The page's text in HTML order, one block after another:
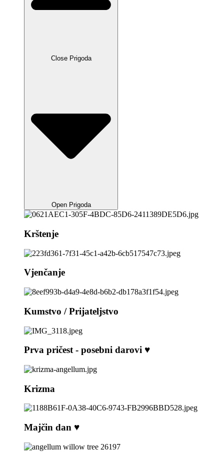
Close Prigoda
Open Prigoda
Krštenje
Vjenčanje
Kumstvo / Prijateljstvo
Prva pričest - posebni darovi ♥️
Krizma
Majčin dan ♥️